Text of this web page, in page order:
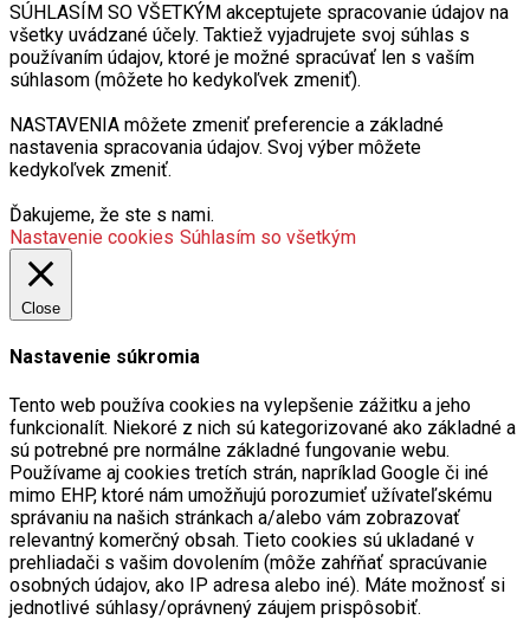
SÚHLASÍM SO VŠETKÝM akceptujete spracovanie údajov na
všetky uvádzané účely. Taktiež vyjadrujete svoj súhlas s
používaním údajov, ktoré je možné spracúvať len s vaším
súhlasom (môžete ho kedykoľvek zmeniť).
NASTAVENIA môžete zmeniť preferencie a základné
nastavenia spracovania údajov. Svoj výber môžete
kedykoľvek zmeniť.
Ďakujeme, že ste s nami.
Nastavenie cookies Súhlasím so všetkým
Close
Nastavenie súkromia
Tento web používa cookies na vylepšenie zážitku a jeho
funkcionalít. Niekoré z nich sú kategorizované ako základné a
sú potrebné pre normálne základné fungovanie webu.
Používame aj cookies tretích strán, napríklad Google či iné
mimo EHP, ktoré nám umožňujú porozumieť užívateľskému
správaniu na našich stránkach a/alebo vám zobrazovať
relevantný komerčný obsah. Tieto cookies sú ukladané v
prehliadači s vašim dovolením (môže zahŕňať spracúvanie
osobných údajov, ako IP adresa alebo iné). Máte možnosť si
jednotlivé súhlasy/oprávnený záujem prispôsobiť.